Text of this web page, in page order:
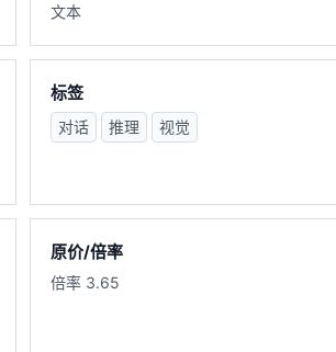
文本
标签
对话 推理 视觉
原价/倍率
倍率 3.65